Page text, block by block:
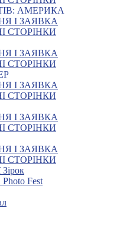
АМЕРИКА
І ЗАЯВКА
СТОРІНКИ
І ЗАЯВКА
СТОРІНКИ
І ЗАЯВКА
СТОРІНКИ
І ЗАЯВКА
СТОРІНКИ
І ЗАЯВКА
СТОРІНКИ
Fest